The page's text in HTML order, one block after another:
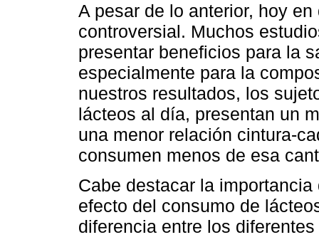
A pesar de lo anterior, hoy
controversial. Muchos
presentar beneficios para la
especialmente para la
nuestros resultados, los
lácteos al día, presentan un
una menor relación cintura-
consumen menos de esa
Cabe destacar la
efecto del consumo de
diferencia entre los